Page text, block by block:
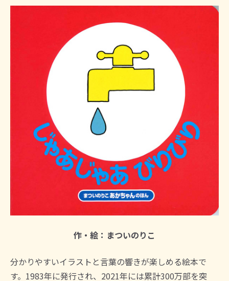
作・絵：まついのりこ
分かりやすいイラストと言葉の響きが楽しめる絵本で
す。1983年に発行され、2021年には累計300万部を突